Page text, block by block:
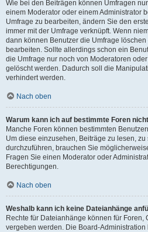
Wie bei den Beiträgen können Umfragen
einem Moderator oder einem Administrator
Umfrage zu bearbeiten, ändern Sie den
immer mit der Umfrage verknüpft. Wenn
dann können Benutzer die Umfrage
bearbeiten. Sollte allerdings schon ein
die Umfrage nur noch von Moderatoren
gelöscht werden. Dadurch soll die
verhindert werden.
Nach oben
Warum kann ich auf bestimmte Foren
Manche Foren können bestimmten
Um diese einzusehen, Beiträge zu lesen,
durchzuführen, brauchen Sie
Fragen Sie einen Moderator oder
Berechtigungen.
Nach oben
Weshalb kann ich keine Dateianhänge
Rechte für Dateianhänge können für
vergeben werden. Die Board-